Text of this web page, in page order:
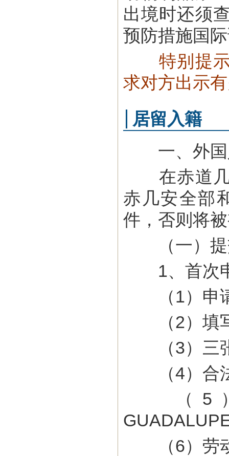
出境时还须
预防措施国
特别提
求对方出示
居留入籍
一、外国
在赤道几
赤几安全部
件，否则将
（一）提
1、首次
（1）申请
（2）填写
（3）三张
（4）合法
（5）
（6）劳